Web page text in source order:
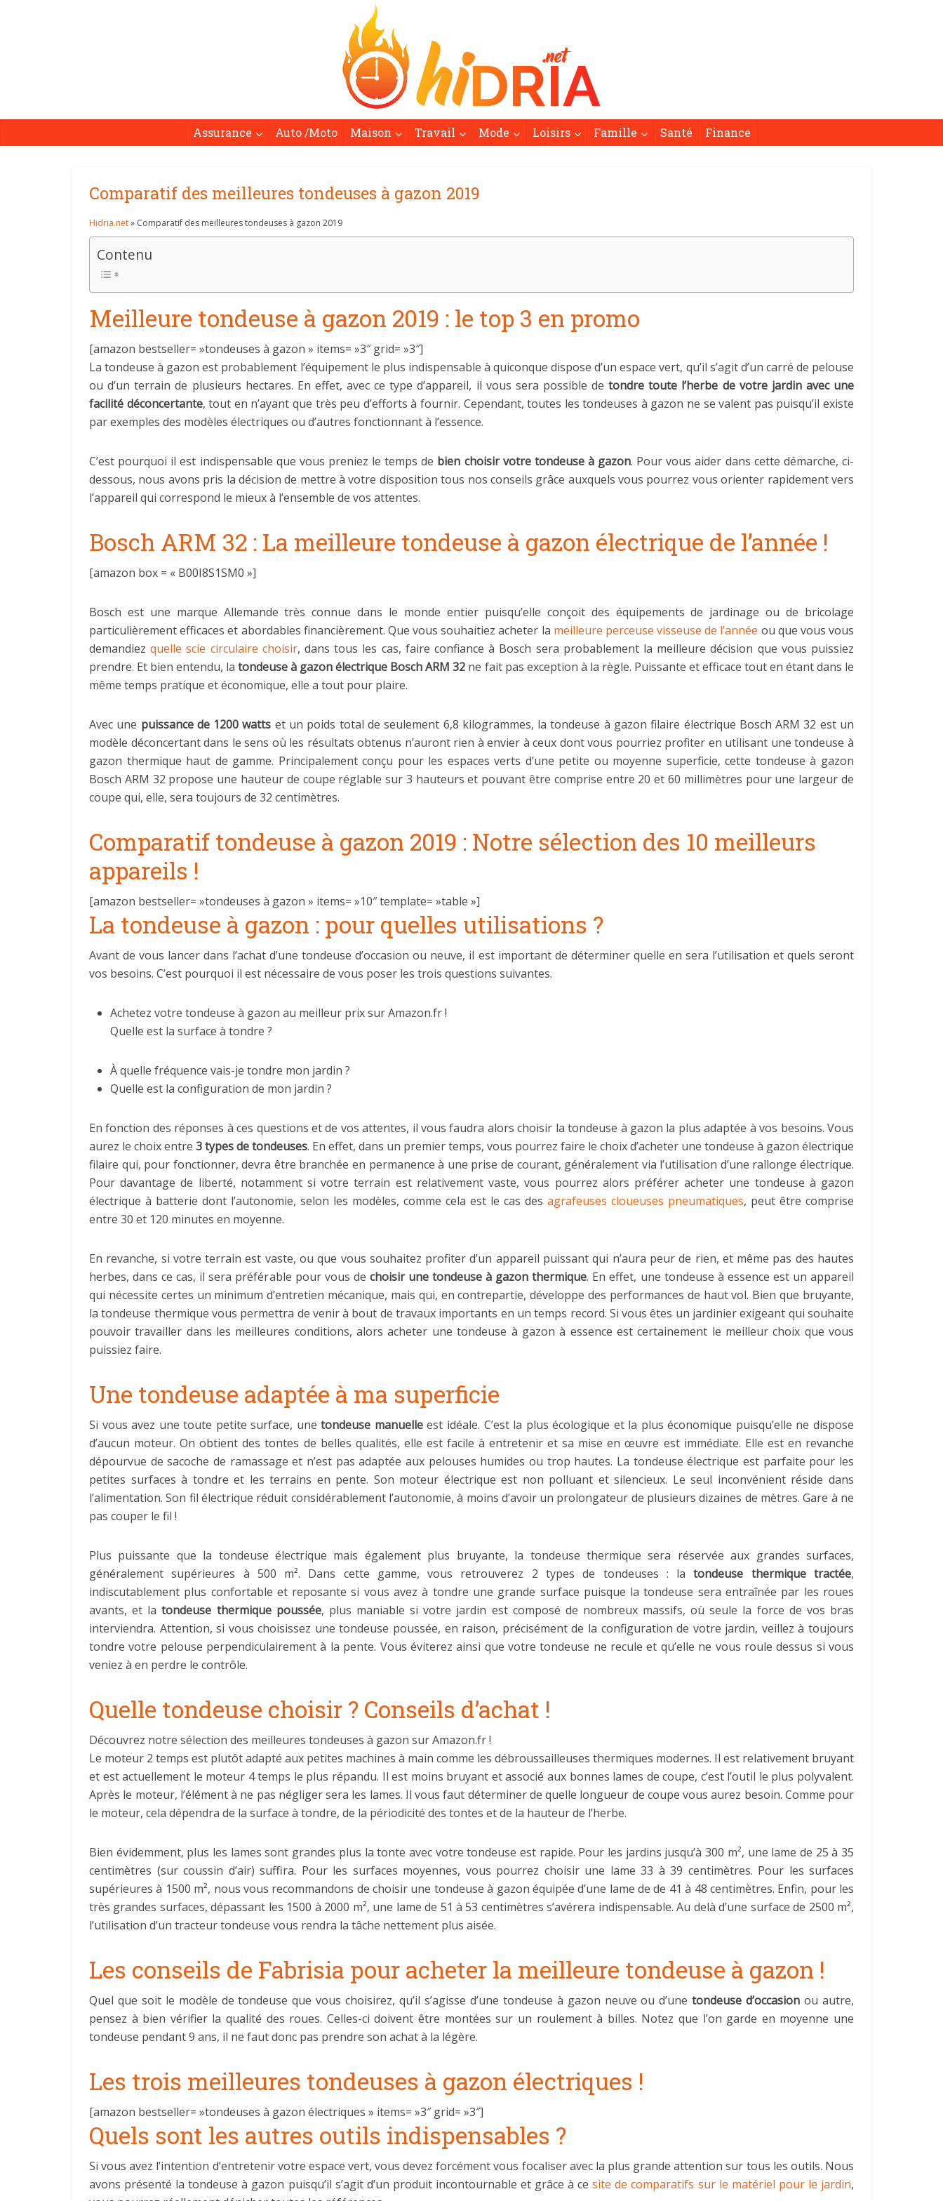
Assurance Auto /Moto Maison Travail Mode Loisirs Famille Santé Finance
Comparatif des meilleures tondeuses à gazon 2019
Hidria.net» Comparatif des meilleures tondeuses à gazon 2019
Contenu
Meilleure tondeuse à gazon 2019 : le top 3 en promo
[amazon bestseller= »tondeuses à gazon » items= »3″ grid= »3″]
La tondeuse à gazon est probablement l’équipement le plus indispensable à quiconque dispose d’un espace vert, qu’il s’agit d’un carré de pelouse
ou d’un terrain de plusieurs hectares. En effet, avec ce type d’appareil, il vous sera possible detondre toute l’herbe de votre jardin avec une
facilité déconcertante, tout en n’ayant que très peu d’efforts à fournir. Cependant, toutes les tondeuses à gazon ne se valent pas puisqu’il existe
par exemples des modèles électriques ou d’autres fonctionnant à l’essence.
C’est pourquoi il est indispensable que vous preniez le temps de bien choisir votre tondeuse à gazon. Pour vous aider dans cette démarche, ci-
dessous, nous avons pris la décision de mettre à votre disposition tous nos conseils grâce auxquels vous pourrez vous orienter rapidement vers
l’appareil qui correspond le mieux à l’ensemble de vos attentes.
Bosch ARM 32 : La meilleure tondeuse à gazon électrique de l’année !
[amazon box = « B00I8S1SM0 »]
Bosch est une marque Allemande très connue dans le monde entier puisqu’elle conçoit des équipements de jardinage ou de bricolage
particulièrement efficaces et abordables financièrement. Que vous souhaitiez acheter la meilleure perceuse visseuse de l’année ou que vous vous
demandiezquelle scie circulaire choisir, dans tous les cas, faire confiance à Bosch sera probablement la meilleure décision que vous puissiez
prendre. Et bien entendu, latondeuse à gazon électrique Bosch ARM 32 ne fait pas exception à la règle. Puissante et efficace tout en étant dans le
même temps pratique et économique, elle a tout pour plaire.
Avec une puissance de 1200 watts et un poids total de seulement 6,8 kilogrammes, la tondeuse à gazon filaire électrique Bosch ARM 32 est un
modèle déconcertant dans le sens où les résultats obtenus n’auront rien à envier à ceux dont vous pourriez profiter en utilisant une tondeuse à
gazon thermique haut de gamme. Principalement conçu pour les espaces verts d’une petite ou moyenne superficie, cette tondeuse à gazon
Bosch ARM 32 propose une hauteur de coupe réglable sur 3 hauteurs et pouvant être comprise entre 20 et 60 millimètres pour une largeur de
coupe qui, elle, sera toujours de 32 centimètres.
Comparatif tondeuse à gazon 2019 : Notre sélection des 10 meilleurs
appareils !
[amazon bestseller= »tondeuses à gazon » items= »10″ template= »table »]
La tondeuse à gazon : pour quelles utilisations ?
Avant de vous lancer dans l’achat d’une tondeuse d’occasion ou neuve, il est important de déterminer quelle en sera l’utilisation et quels seront
vos besoins. C’est pourquoi il est nécessaire de vous poser les trois questions suivantes.
Achetez votre tondeuse à gazon au meilleur prix sur Amazon.fr !
Quelle est la surface à tondre ?
À quelle fréquence vais-je tondre mon jardin ?
Quelle est la configuration de mon jardin ?
En fonction des réponses à ces questions et de vos attentes, il vous faudra alors choisir la tondeuse à gazon la plus adaptée à vos besoins. Vous
aurez le choix entre 3 types de tondeuses. En effet, dans un premier temps, vous pourrez faire le choix d’acheter une tondeuse à gazon électrique
filaire qui, pour fonctionner, devra être branchée en permanence à une prise de courant, généralement via l’utilisation d’une rallonge électrique.
Pour davantage de liberté, notamment si votre terrain est relativement vaste, vous pourrez alors préférer acheter une tondeuse à gazon
électrique à batterie dont l’autonomie, selon les modèles, comme cela est le cas des agrafeuses cloueuses pneumatiques, peut être comprise
entre 30 et 120 minutes en moyenne.
En revanche, si votre terrain est vaste, ou que vous souhaitez profiter d’un appareil puissant qui n’aura peur de rien, et même pas des hautes
herbes, dans ce cas, il sera préférable pour vous de choisir une tondeuse à gazon thermique. En effet, une tondeuse à essence est un appareil
qui nécessite certes un minimum d’entretien mécanique, mais qui, en contrepartie, développe des performances de haut vol. Bien que bruyante,
la tondeuse thermique vous permettra de venir à bout de travaux importants en un temps record. Si vous êtes un jardinier exigeant qui souhaite
pouvoir travailler dans les meilleures conditions, alors acheter une tondeuse à gazon à essence est certainement le meilleur choix que vous
puissiez faire.
Une tondeuse adaptée à ma superficie
Si vous avez une toute petite surface, unetondeuse manuelleest idéale. C’est la plus écologique et la plus économique puisqu’elle ne dispose
d’aucun moteur. On obtient des tontes de belles qualités, elle est facile à entretenir et sa mise en œuvre est immédiate. Elle est en revanche
dépourvue de sacoche de ramassage et n’est pas adaptée aux pelouses humides ou trop hautes. La tondeuse électrique est parfaite pour les
petites surfaces à tondre et les terrains en pente. Son moteur électrique est non polluant et silencieux. Le seul inconvénient réside dans
l’alimentation. Son fil électrique réduit considérablement l’autonomie, à moins d’avoir un prolongateur de plusieurs dizaines de mètres. Gare à ne
pas couper le fil !
Plus puissante que la tondeuse électrique mais également plus bruyante, la tondeuse thermique sera réservée aux grandes surfaces,
généralement supérieures à 500 m². Dans cette gamme, vous retrouverez 2 types de tondeuses : latondeuse thermique tractée,
indiscutablement plus confortable et reposante si vous avez à tondre une grande surface puisque la tondeuse sera entraînée par les roues
avants, et latondeuse thermique poussée, plus maniable si votre jardin est composé de nombreux massifs, où seule la force de vos bras
interviendra. Attention, si vous choisissez une tondeuse poussée, en raison, précisément de la configuration de votre jardin, veillez à toujours
tondre votre pelouse perpendiculairement à la pente. Vous éviterez ainsi que votre tondeuse ne recule et qu’elle ne vous roule dessus si vous
veniez à en perdre le contrôle.
Quelle tondeuse choisir ? Conseils d’achat !
Découvrez notre sélection des meilleures tondeuses à gazon sur Amazon.fr !
Le moteur 2 temps est plutôt adapté aux petites machines à main comme les débroussailleuses thermiques modernes. Il est relativement bruyant
et est actuellement le moteur 4 temps le plus répandu. Il est moins bruyant et associé aux bonnes lames de coupe, c’est l’outil le plus polyvalent.
Après le moteur, l’élément à ne pas négliger sera les lames. Il vous faut déterminer de quelle longueur de coupe vous aurez besoin. Comme pour
le moteur, cela dépendra de la surface à tondre, de la périodicité des tontes et de la hauteur de l’herbe.
Bien évidemment, plus les lames sont grandes plus la tonte avec votre tondeuse est rapide. Pour les jardins jusqu’à 300 m², une lame de 25 à 35
centimètres (sur coussin d’air) suffira. Pour les surfaces moyennes, vous pourrez choisir une lame 33 à 39 centimètres. Pour les surfaces
supérieures à 1500 m², nous vous recommandons de choisir une tondeuse à gazon équipée d’une lame de de 41 à 48 centimètres. Enfin, pour les
très grandes surfaces, dépassant les 1500 à 2000 m², une lame de 51 à 53 centimètres s’avérera indispensable. Au delà d’une surface de 2500 m²,
l’utilisation d’un tracteur tondeuse vous rendra la tâche nettement plus aisée.
Les conseils de Fabrisia pour acheter la meilleure tondeuse à gazon !
Quel que soit le modèle de tondeuse que vous choisirez, qu’il s’agisse d’une tondeuse à gazon neuve ou d’unetondeuse d’occasion ou autre,
pensez à bien vérifier la qualité des roues. Celles-ci doivent être montées sur un roulement à billes. Notez que l’on garde en moyenne une
tondeuse pendant 9 ans, il ne faut donc pas prendre son achat à la légère.
Les trois meilleures tondeuses à gazon électriques !
[amazon bestseller= »tondeuses à gazon électriques » items= »3″ grid= »3″]
Quels sont les autres outils indispensables ?
Si vous avez l’intention d’entretenir votre espace vert, vous devez forcément vous focaliser avec la plus grande attention sur tous les outils. Nous
avons présenté la tondeuse à gazon puisqu’il s’agit d’un produit incontournable et grâce à cesite de comparatifs sur le matériel pour le jardin,